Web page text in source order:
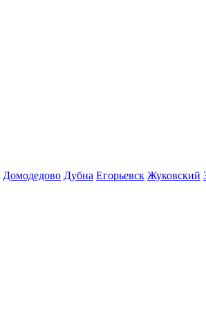
Домодедово Дубна Егорьевск Жуковский